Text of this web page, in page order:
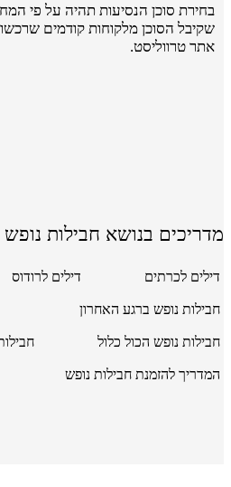
בחירת סוכן הנסיעות תהיה על פי
שקיבל הסוכן מלקוחות קודמים
אתר טרווליסט.
מדריכים בנושא חבילות נופש
דילים לכרתים דילים לרודוס
חבילות נופש ברגע האחרון
חבילות נופש הכול כלול
המדריך להזמנת חבילות נופש